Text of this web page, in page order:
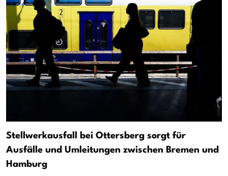
Stellwerkausfall bei Ottersberg sorgt für
Ausfälle und Umleitungen zwischen Bremen und
Hamburg